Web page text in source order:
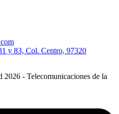
y 83, Col. Centro, 97320
- Telecomunicaciones de la